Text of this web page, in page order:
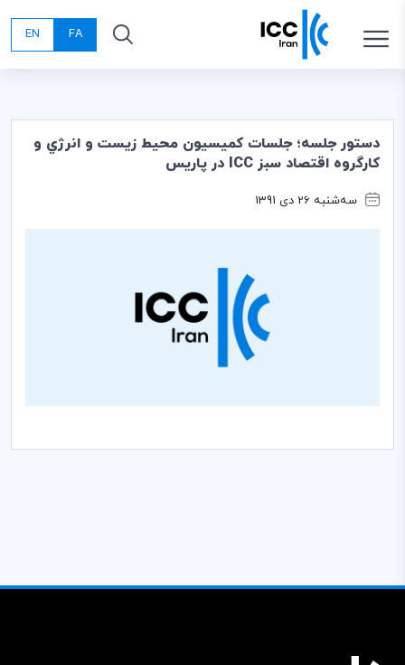
FA
EN
دستور جلسه؛ جلسات كميسيون محيط زيست و انرژي و
كارگروه اقتصاد سبز ICC در پاريس
سه‌شنبه 26 دی 1391